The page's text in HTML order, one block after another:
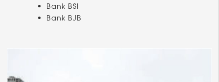
Bank BSI
Bank BJB